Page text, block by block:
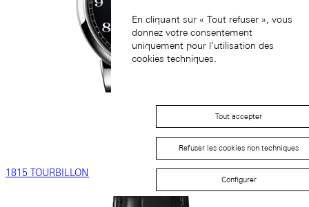
1815 TOURBILLON
En cliquant sur « Tout refuser », vous
donnez votre consentement
uniquement pour l’utilisation des
cookies techniques.
Tout accepter
Refuser les cookies non techniques
Configurer